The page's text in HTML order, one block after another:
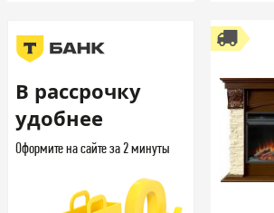
В рассрочку
удобнее
Оформите на сайте за 2 минуты